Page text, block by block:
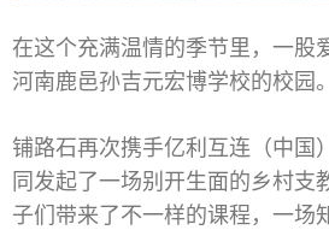
在这个充满温情的季节里，一股
河南鹿邑孙吉元宏博学校的校园。
铺路石再次携手亿利互连（中国
同发起了一场别开生面的乡村支
子们带来了不一样的课程，一场